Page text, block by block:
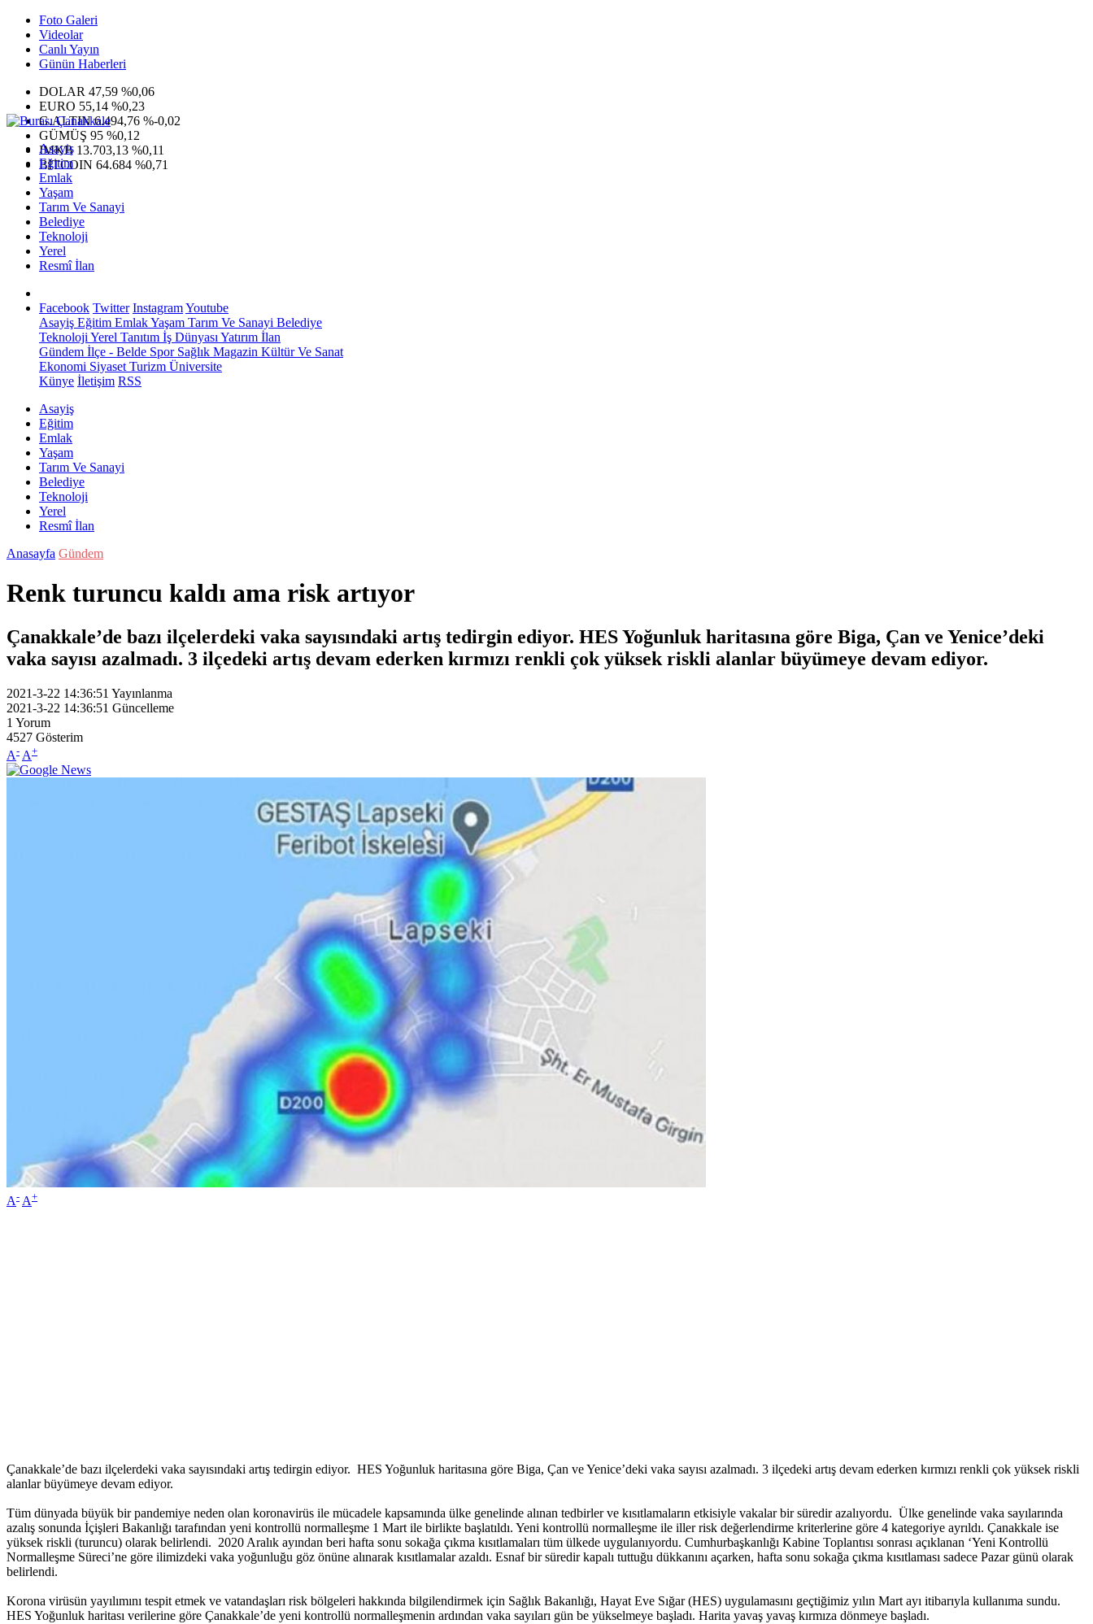
Foto Galeri
Videolar
Canlı Yayın
Günün Haberleri
DOLAR 47,59 %0,06
EURO 55,14 %0,23
G.ALTIN6.494,76 %-0,02
GÜMÜŞ 95 %0,12
IMKB 13.703,13 %0,11
BITCOIN 64.684 %0,71
Asayiş
Eğitim
Emlak
Yaşam
Tarım Ve Sanayi
Belediye
Teknoloji
Yerel
Resmî İlan
Facebook Twitter InstagramYoutube
Asayiş Eğitim EmlakYaşam Tarım Ve Sanayi Belediye
Teknoloji Yerel Tanıtım İş Dünyası Yatırım İlan
Gündem İlçe - Belde SporSağlık Magazin Kültür Ve Sanat
Ekonomi Siyaset Turizm Üniversite
Künye İletişim RSS
Asayiş
Eğitim
Emlak
Yaşam
Tarım Ve Sanayi
Belediye
Teknoloji
Yerel
Resmî İlan
Anasayfa Gündem
Renk turuncu kaldı ama risk artıyor
Çanakkale’de bazı ilçelerdeki vaka sayısındaki artış tedirgin ediyor. HES Yoğunluk haritasına göre Biga, Çan ve Yenice’deki
vaka sayısı azalmadı. 3 ilçedeki artış devam ederken kırmızı renkli çok yüksek riskli alanlar büyümeye devam ediyor.
2021-3-22 14:36:51 Yayınlanma
2021-3-22 14:36:51 Güncelleme
1 Yorum
4527 Gösterim
A- A+
A- A+
Çanakkale’de bazı ilçelerdeki vaka sayısındaki artış tedirgin ediyor. HES Yoğunluk haritasına göre Biga, Çan ve Yenice’deki vaka sayısı azalmadı. 3 ilçedeki artış devam ederken kırmızı renkli çok yüksek riskli
alanlar büyümeye devam ediyor.
Tüm dünyada büyük bir pandemiye neden olan koronavirüs ile mücadele kapsamında ülke genelinde alınan tedbirler ve kısıtlamaların etkisiyle vakalar bir süredir azalıyordu. Ülke genelinde vaka sayılarında
azalış sonunda İçişleri Bakanlığı tarafından yeni kontrollü normalleşme 1 Mart ile birlikte başlatıldı. Yeni kontrollü normalleşme ile iller risk değerlendirme kriterlerine göre 4 kategoriye ayrıldı. Çanakkale ise
yüksek riskli (turuncu) olarak belirlendi. 2020 Aralık ayından beri hafta sonu sokağa çıkma kısıtlamaları tüm ülkede uygulanıyordu. Cumhurbaşkanlığı Kabine Toplantısı sonrası açıklanan ‘Yeni Kontrollü
Normalleşme Süreci’ne göre ilimizdeki vaka yoğunluğu göz önüne alınarak kısıtlamalar azaldı. Esnaf bir süredir kapalı tuttuğu dükkanını açarken, hafta sonu sokağa çıkma kısıtlaması sadece Pazar günü olarak
belirlendi.
Korona virüsün yayılımını tespit etmek ve vatandaşları risk bölgeleri hakkında bilgilendirmek için Sağlık Bakanlığı, Hayat Eve Sığar (HES) uygulamasını geçtiğimiz yılın Mart ayı itibarıyla kullanıma sundu.
HES Yoğunluk haritası verilerine göre Çanakkale’de yeni kontrollü normalleşmenin ardından vaka sayıları gün be yükselmeye başladı. Harita yavaş yavaş kırmıza dönmeye başladı.